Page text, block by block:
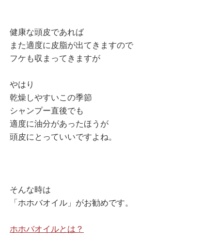
健康な頭皮であれば
また適度に皮脂が出てきますので
フケも収まってきますが
やはり
乾燥しやすいこの季節
シャンプー直後でも
適度に油分があったほうが
頭皮にとっていいですよね。
そんな時は
「ホホバオイル」がお勧めです。
ホホバオイルとは？